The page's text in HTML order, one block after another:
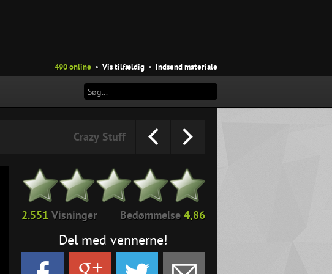
490 online • Vis tilfældig • Indsend materiale
Crazy Stuff
2.551 Visninger Bedømmelse 4,86
Del med vennerne!